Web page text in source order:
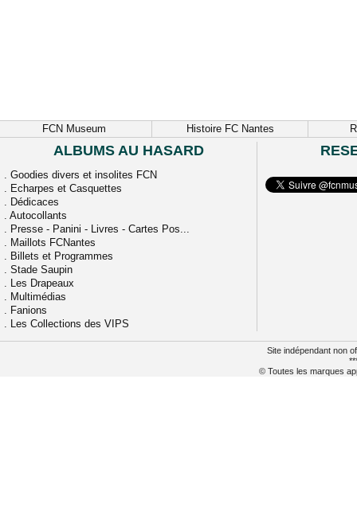
FCN Museum Histoire FC Nantes
ALBUMS AU HASARD
. Goodies divers et insolites FCN
. Echarpes et Casquettes
. Dédicaces
. Autocollants
. Presse - Panini - Livres - Cartes Pos...
. Maillots FCNantes
. Billets et Programmes
. Stade Saupin
. Les Drapeaux
. Multimédias
. Fanions
. Les Collections des VIPS
Site indépendant non
© Toutes les marques